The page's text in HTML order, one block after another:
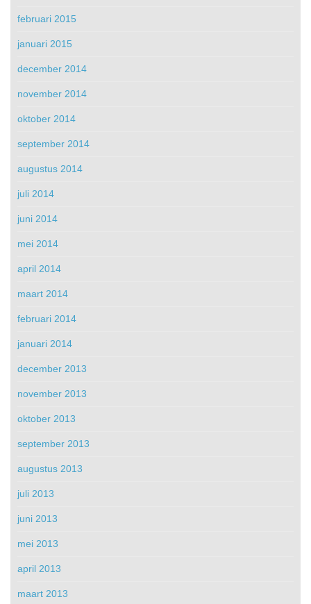
februari 2015
januari 2015
december 2014
november 2014
oktober 2014
september 2014
augustus 2014
juli 2014
juni 2014
mei 2014
april 2014
maart 2014
februari 2014
januari 2014
december 2013
november 2013
oktober 2013
september 2013
augustus 2013
juli 2013
juni 2013
mei 2013
april 2013
maart 2013